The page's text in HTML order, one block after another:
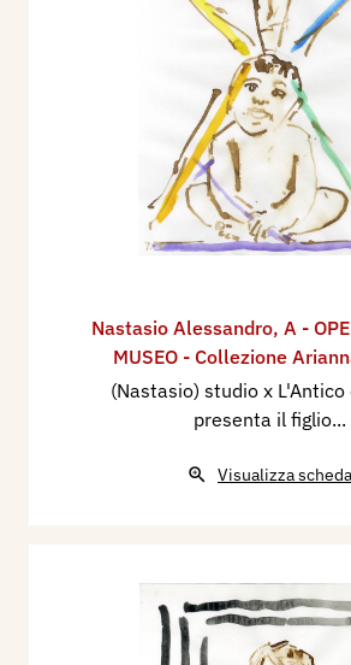
Nastasio Alessandro, A -
MUSEO - Collezione
(Nastasio) studio x L'Antico
presenta il figlio...
Visualizza scheda